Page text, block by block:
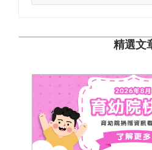
精選文